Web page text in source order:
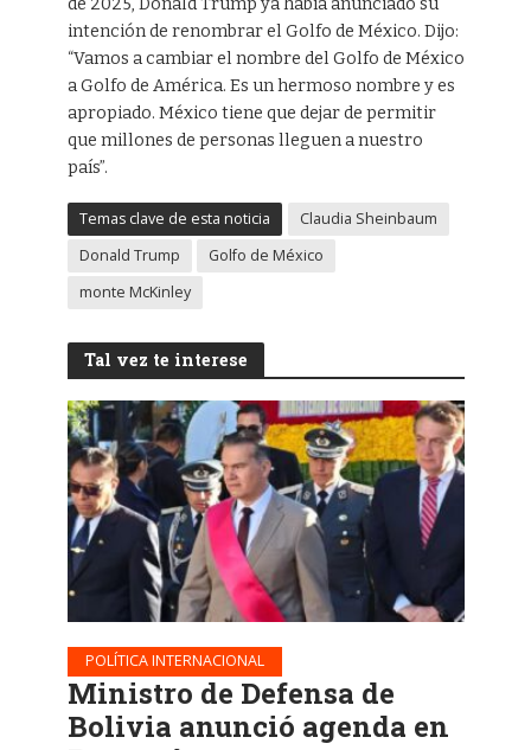
intención de renombrar el Golfo de México. Dijo:
“Vamos a cambiar el nombre del Golfo de México
a Golfo de América. Es un hermoso nombre y es
apropiado. México tiene que dejar de permitir
que millones de personas lleguen a nuestro
país”.
Temas clave de esta noticia
Claudia Sheinbaum
Donald Trump
Golfo de México
monte McKinley
Tal vez te interese
POLÍTICA INTERNACIONAL
Ministro de Defensa de
Bolivia anunció agenda en